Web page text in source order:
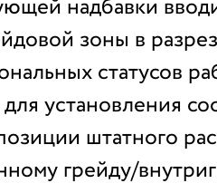
надбавки
зоны в
статусов
установления
штатного
грейду/